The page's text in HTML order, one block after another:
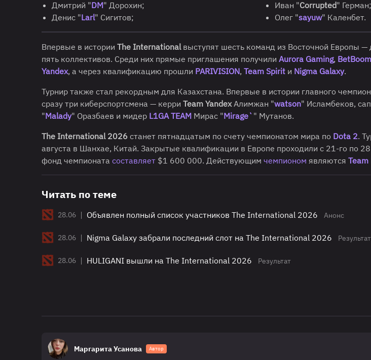
Дмитрий "DM" Дорохин;
Денис "Larl" Сигитов;
Иван "Corrupted" Герман;
Олег "sayuw" Каленбет.
Впервые в истории The Internationalвыступят шесть команд из Восточной Европы —
пять коллективов. Среди них прямые приглашения получили Aurora Gaming,
Yandex, а через квалификацию прошли PARIVISION, Team Spirit и Nigma Galaxy.
Турнир также стал рекордным для Казахстана. Впервые в истории главного
сразу три киберспортсмена — керри Team YandexАлимжан "watson" Исламбеков,
"Malady" Оразбаев и мидер L1GA TEAM Мирас "Mirage` " Мутанов.
The International 2026 станет пятнадцатым по счету чемпионатом мира по Dota 2.
августа в Шанхае, Китай. Закрытые квалификации в Европе проходили с 21-го по
фонд чемпионата составляет $1 600 000. Действующим чемпионом являются Team
Читать по теме
28.06 | Объявлен полный список участников The International 2026 Анонс
28.06 | Nigma Galaxy забрали последний слот на The International 2026 Результат
28.06 | HULIGANI вышли на The International 2026 Результат
Маргарита Усанова Автор